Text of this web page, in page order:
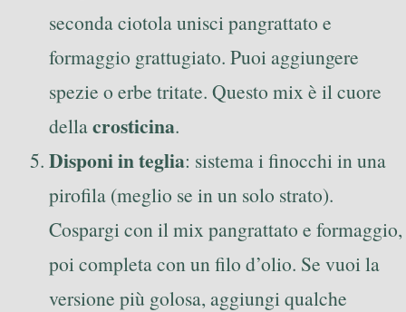
seconda ciotola unisci pangrattato e
formaggio grattugiato. Puoi aggiungere
spezie o erbe tritate. Questo mix è il cuore
dellacrosticina.
Disponi in teglia: sistema i finocchi in una
pirofila (meglio se in un solo strato).
Cospargi con il mix pangrattato e formaggio,
poi completa con un filo d’olio. Se vuoi la
versione più golosa, aggiungi qualche